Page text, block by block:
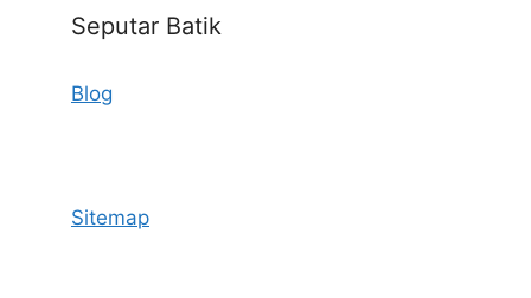
Seputar Batik
Blog
Sitemap